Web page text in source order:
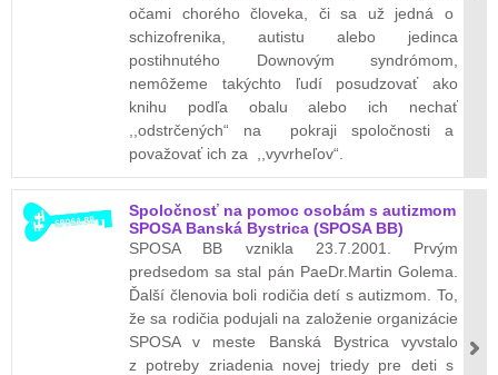
očami chorého človeka, či sa už jedná o
schizofrenika, autistu alebo jedinca
postihnutého Downovým syndrómom,
nemôžeme takýchto ľudí posudzovať ako
knihu podľa obalu alebo ich nechať
,,odstrčených“ na pokraji spoločnosti a
považovať ich za ,,vyvrheľov“.
Spoločnosť na pomoc osobám s autizmom
SPOSA Banská Bystrica (SPOSA BB)
SPOSA BB vznikla 23.7.2001. Prvým
predsedom sa stal pán PaeDr.Martin Golema.
Ďalší členovia boli rodičia detí s autizmom. To,
že sa rodičia podujali na založenie organizácie
SPOSA v meste Banská Bystrica vyvstalo
z potreby zriadenia novej triedy pre deti s